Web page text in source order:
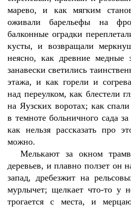
марево, и как мягким
оживали барельефы на
балконные оградки
кусты, и возвращали
неясно, как древние медные
занавески светились
этажа, и как горели и
над переулком, как блестели
на Яузских воротах; как
в темноте больничного сада
как нельзя рассказать про
можно.
Мелькают за окном
деревьев, и плавно ползет он
запад, дребезжит на
мурлычет; щелкает что-то у
трогается с места, и